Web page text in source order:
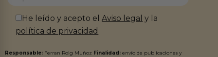
He leído y acepto elAviso legal y la
política de privacidad
Responsable: Ferran Roig Muñoz Finalidad: envío de publicaciones y